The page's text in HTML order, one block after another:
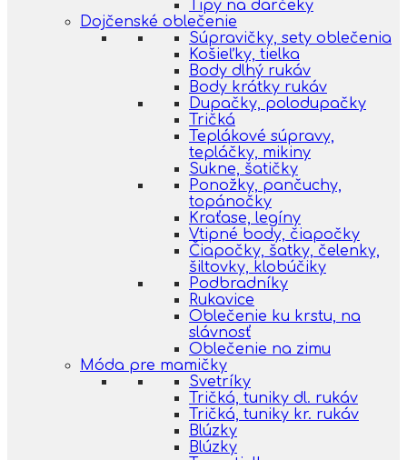
Tipy na darčeky
Dojčenské oblečenie
Súpravičky, sety oblečenia
Košieľky, tielka
Body dlhý rukáv
Body krátky rukáv
Dupačky, polodupačky
Tričká
Teplákové súpravy,
tepláčky, mikiny
Sukne, šatičky
Ponožky, pančuchy,
topánočky
Kraťase, legíny
Vtipné body, čiapočky
Čiapočky, šatky, čelenky,
šiltovky, klobúčiky
Podbradníky
Rukavice
Oblečenie ku krstu, na
slávnosť
Oblečenie na zimu
Móda pre mamičky
Svetríky
Tričká, tuniky dl. rukáv
Tričká, tuniky kr. rukáv
Blúzky
Blúzky